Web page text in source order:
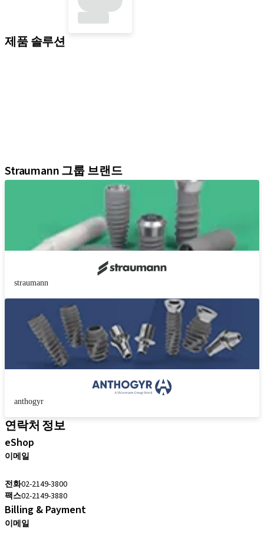
제품 솔루션
Straumann 그룹 브랜드
straumann
anthogyr
연락처 정보
eShop
이메일
전화02-2149-3800
팩스02-2149-3880
Billing & Payment
이메일